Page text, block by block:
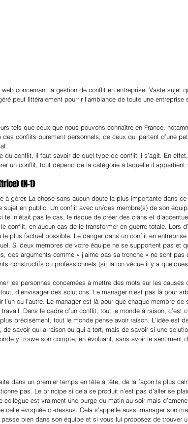
concernant la gestion de conflit en entreprise. Vaste sujet
peut littéralement pourrir l’ambiance de toute une entreprise
tels que ceux que nous pouvons connaître en France,
conflits purement personnels, de ceux qui partent d’une
du conflit, il faut savoir de quel type de conflit il s’agit. En
un conflit, tout dépend de la catégorie à laquelle il appartient :
(N-1)
à gérer. La chose sans aucun doute la plus importante dans ce
sujet en public. Un conflit avec un/des membre(s) de son
n’était pas le cas, le risque de créer des clans et
conflit, en aucun cas de le transformer en guerre totale. Lors
le plus factuel possible. Le danger dans un conflit en
Si deux membres de votre équipe ne se supportent pas et
des arguments comme « j’aime pas sa tronche » ne sont pas
constructifs ou professionnels (situation vécue il y a
les personnes concernées à mettre des mots sur les causes
d’envisager des solutions. Le manager n’est pas là pour
ou l’autre. Le manager est là pour que chaque membre de
Dans le cadre d’un conflit, tout le monde à raison, c’est
précisément, tout le monde pense avoir raison. L’idée est
de savoir qui a raison ou qui a tort, mais de savoir si une
y trouve son compte, en évoluant, sans avoir le sentiment
dans un premier temps en tête à tête, de la façon la plus
pas. Le principe si cela se produit n’est pas d’aller se
est vraiment une purge du matin au soir mais
celle évoquée ci-dessus. Cela s’appelle aussi manager son
bien dans son équipe et si vous lui proposez de trouver